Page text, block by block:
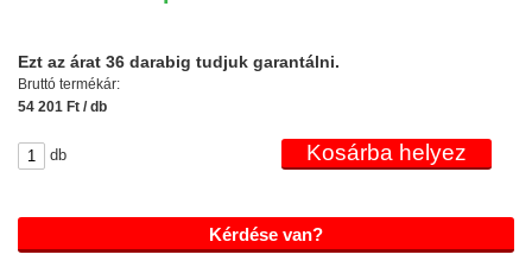
Ezt az árat 36 darabig tudjuk garantálni.
Bruttó termékár:
54 201 Ft / db
db
Kérdése van?